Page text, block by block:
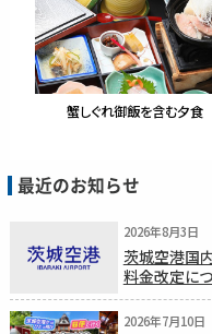
蟹しぐれ御飯を含む夕食
最近のお知らせ
2026年8月3日
茨城空港国
料金改定に
2026年7月10日